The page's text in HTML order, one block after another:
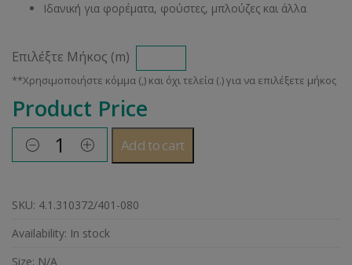
Ιδανική για φορέματα, φούστες, μπλούζες και άλλα
Επιλέξτε Μήκος (m)
Product Price
Add to cart
SKU: 4.1.310372/401-080
Availability: In stock
Size: N/A